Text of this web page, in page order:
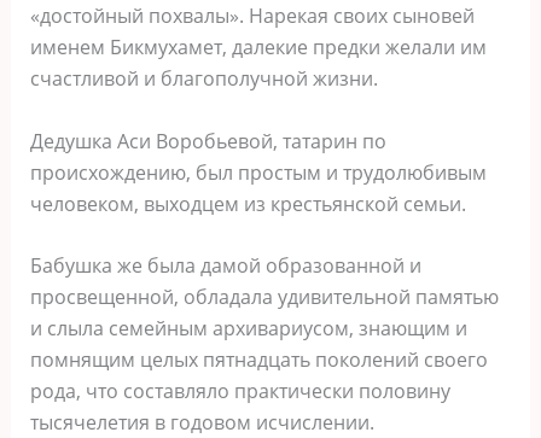
«достойный похвалы». Нарекая своих сыновей
именем Бикмухамет, далекие предки желали им
счастливой и благополучной жизни.
Дедушка Аси Воробьевой, татарин по
происхождению, был простым и трудолюбивым
человеком, выходцем из крестьянской семьи.
Бабушка же была дамой образованной и
просвещенной, обладала удивительной памятью
и слыла семейным архивариусом, знающим и
помнящим целых пятнадцать поколений своего
рода, что составляло практически половину
тысячелетия в годовом исчислении.